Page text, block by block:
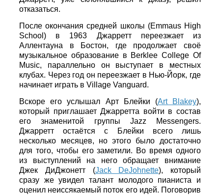
отказаться.
После окончания средней школы (Emmaus High
School) в 1963 Джарретт переезжает из
Аллентауна в Бостон, где продолжает своё
музыкальное образование в Berklee College Of
Music, параллельно он выступает в местных
клубах. Через год он переезжает в Нью-Йорк, где
начинает играть в Village Vanguard.
Вскоре его услышал Арт Блейки (Art Blakey),
который приглашает Джарретта войти в состав
его знаменитой группы Jazz Messengers.
Джарретт остаётся с Блейки всего лишь
несколько месяцев, но этого было достаточно
для того, чтобы его заметили. Во время одного
из выступлений на него обращает внимание
Джек ДиДжонетт (Jack DeJohnette), который
сразу же увидел талант молодого пианиста и
оценил неиссякаемый поток его идей. Поговорив